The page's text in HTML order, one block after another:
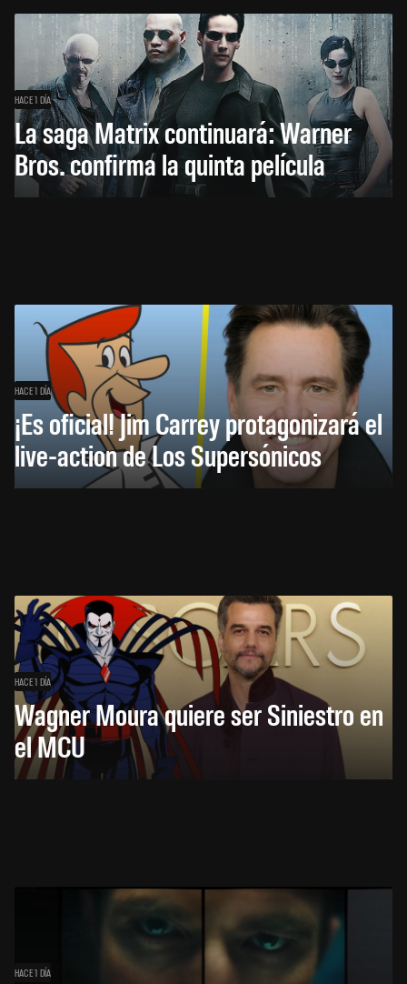
HACE 1 DÍA
La saga Matrix continuará: Warner
Bros. confirma la quinta película
HACE 1 DÍA
¡Es oficial! Jim Carrey protagonizará el
live-action de Los Supersónicos
HACE 1 DÍA
Wagner Moura quiere ser Siniestro en
el MCU
HACE 1 DÍA